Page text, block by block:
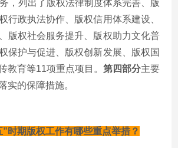
，列出了版权法律制度体系完善、版
行政执法协作、版权信用体系建设、
版权社会服务提升、版权助力文化普
保护与促进、版权创新发展、版权国
教育等11项重点项目。 第四部分主要
实的保障措施。
”时期版权工作有哪些重点举措？